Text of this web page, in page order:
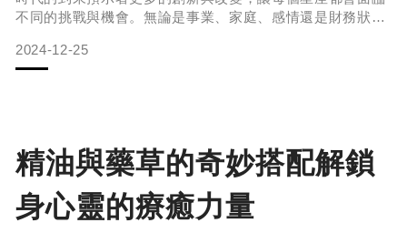
不同的挑戰與機會。無論是事業、家庭、感情還是財務狀
代。而精油的力量則成為了幫助我們穩定情緒、提升能量和
激發靈感的重要工具。所以火象、風象、水象與土象這四大
2024-12-25
精油與藥草的奇妙搭配解鎖
身心靈的療癒力量